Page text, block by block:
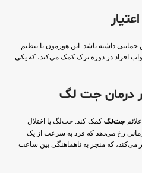
داشته باشد. این هورمون با تنظیم
افراد در دوره ترک کمک می‌کند، که یکی
درمان جت لگ
جت‌لگ کمک کند. جت‌لگ یا اختلال
رخ می‌دهد که فرد به سرعت از یک
می‌کند، که منجر به ناهماهنگی بین ساعت